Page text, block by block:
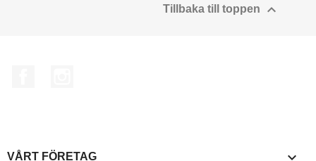
Tillbaka till toppen 
VÅRT FÖRETAG